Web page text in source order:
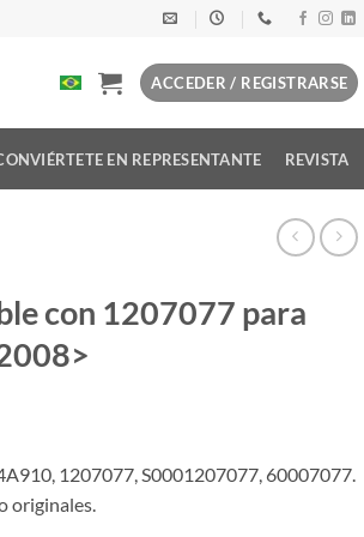
ACCEDER / REGISTRARSE
EN REPRESENTANTE REVISTA
con 1207077 para
1207077, S0001207077, 60007077.
originales.